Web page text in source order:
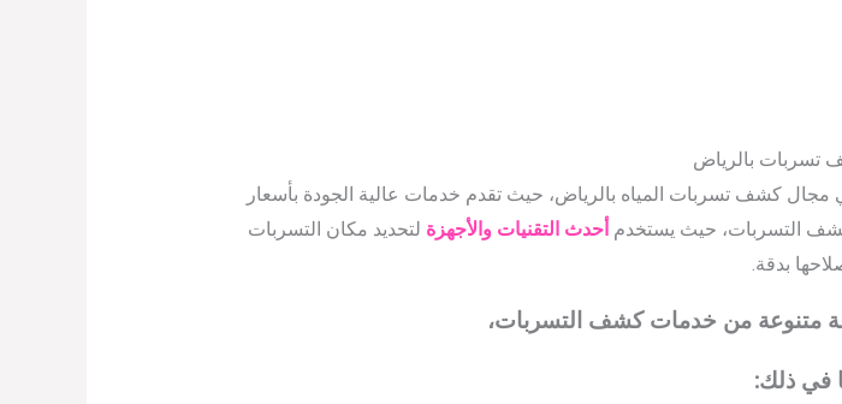
بالرياض
كشف تسربات المياه بالرياض، حيث تقدم خدمات عالية الجودة بأسعار
التسربات، حيث يستخدم أحدث التقنيات والأجهزة لتحديد مكان التسربات
بدقة.
متنوعة من خدمات كشف التسربات،
في ذلك: